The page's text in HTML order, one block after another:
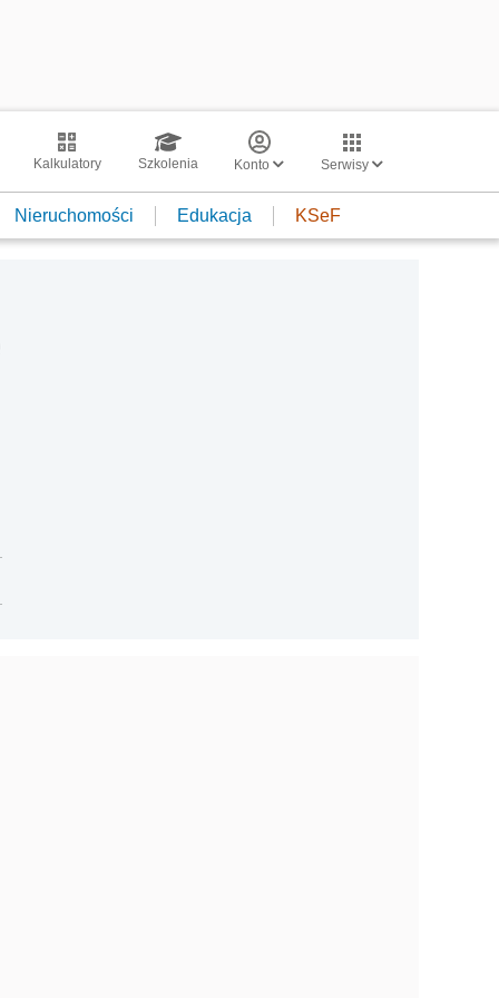
Kalkulatory Szkolenia Konto Serwisy
Nieruchomości Edukacja KSeF